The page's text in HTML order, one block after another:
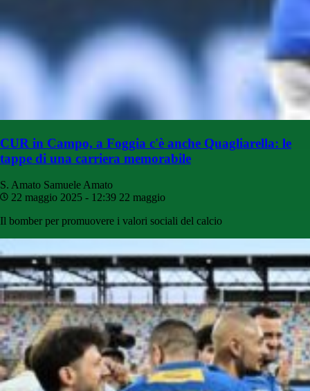
CUR in Campo, a Foggia c'è anche Quagliarella: le
tappe di una carriera memorabile
S. Amato Samuele Amato
22 maggio 2025 - 12:39 22 maggio
Il bomber per promuovere i valori sociali del calcio